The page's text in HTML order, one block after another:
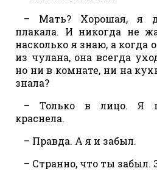
– Мать? Хорошая, я
плакала. И никогда не
насколько я знаю, а когда
из чулана, она всегда
но ни в комнате, ни на
знала?
– Только в лицо. Я
краснела.
– Правда. А я и забыл.
– Странно, что ты забыл.